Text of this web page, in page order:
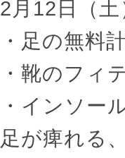
2月12日（
・足の無料
・靴のフィ
・インソー
足が痺れる